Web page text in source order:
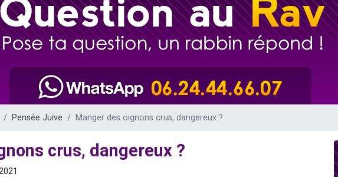
30 personnes viennent de faire un don pour Sauvez la jambe de Yohan
Il reste 49 places pour étudier en groupe sur Zoom
12 nouvelles musiques dans Torah-Box Music
2 personnes viennent de nous rejoindre sur WhatsApp
Pensée Juive Manger des oignons crus, dangereux ?
crus, dangereux ?